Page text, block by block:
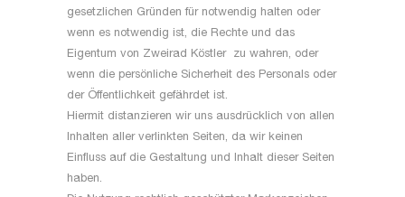
gesetzlichen Gründen für notwendig halten oder
wenn es notwendig ist, die Rechte und das
Eigentum von Zweirad Köstler zu wahren, oder
wenn die persönliche Sicherheit des Personals oder
der Öffentlichkeit gefährdet ist.
Hiermit distanzieren wir uns ausdrücklich von allen
Inhalten aller verlinkten Seiten, da wir keinen
Einfluss auf die Gestaltung und Inhalt dieser Seiten
haben.